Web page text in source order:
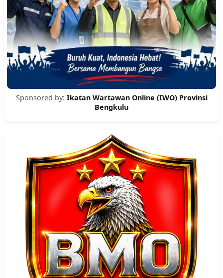
Sponsored by: Ikatan Wartawan Online (IWO) Provinsi
Bengkulu